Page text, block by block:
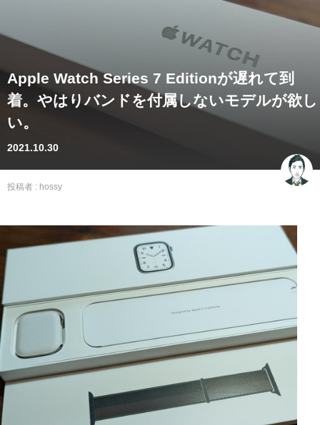
Apple Watch Series 7 Editionが遅れて到
着。やはりバンドを付属しないモデルが欲し
い。
2021.10.30
投稿者 : hossy